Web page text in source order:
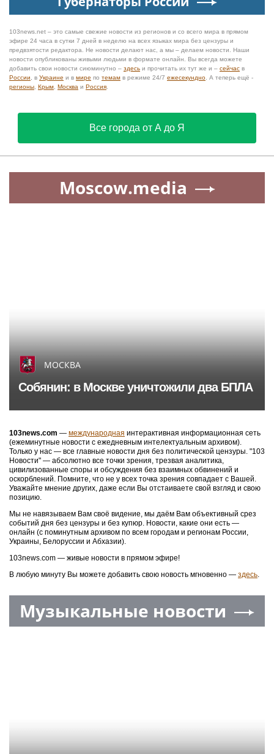
103news.net – это самые свежие новости из регионов и со всего мира в прямом
эфире 24 часа в сутки 7 дней в неделю на всех языках мира без цензуры и
предвзятости редактора. Не новости делают нас, а мы – делаем новости. Наши
новости опубликованы живыми людьми в формате онлайн. Вы всегда можете
добавить свои новости сиюминутно – здесь и прочитать их тут же и – сейчас в
России , в Украине и в мире по темам в режиме 24/7 ежесекундно . А теперь ещё -
регионы Крым Москва и Россия
Все города от А до Я
Moscow.media
МОСКВА
Собянин: в Москве уничтожили два БПЛА
103news.com — международная интерактивная информационная сеть
(ежеминутные новости с ежедневным интелектуальным архивом).
Только у нас — все главные новости дня без политической цензуры. "103
Новости" — абсолютно все точки зрения, трезвая аналитика,
цивилизованные споры и обсуждения без взаимных обвинений и
оскорблений. Помните, что не у всех точка зрения совпадает с Вашей.
Уважайте мнение других, даже если Вы отстаиваете свой взгляд и свою
позицию.
Мы не навязываем Вам своё видение, мы даём Вам объективный срез
событий дня без цензуры и без купюр. Новости, какие они есть —
онлайн (с поминутным архивом по всем городам и регионам России,
Украины, Белоруссии и Абхазии).
103news.com — живые новости в прямом эфире!
В любую минуту Вы можете добавить свою новость мгновенно — здесь.
Музыкальные новости